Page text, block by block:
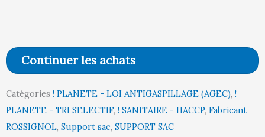
Mobile
à
COLLECROULE
-
110L
Continuer les achats
Catégories ! PLANETE - LOI ANTIGASPILLAGE (AGEC), !
PLANETE - TRI SELECTIF, ! SANITAIRE - HACCP, Fabricant
ROSSIGNOL, Support sac, SUPPORT SAC